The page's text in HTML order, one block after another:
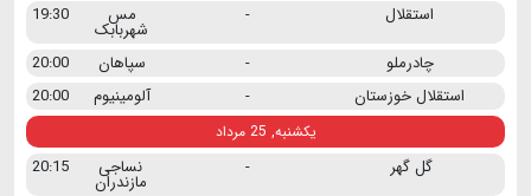
استقلال
- مس
شهربابک
19:30
چادرملو
- سپاهان
20:00
استقلال خوزستان
- آلومینیوم 20:00
یکشنبه, 25 مرداد
گل گهر - نساجی
مازندران
20:15